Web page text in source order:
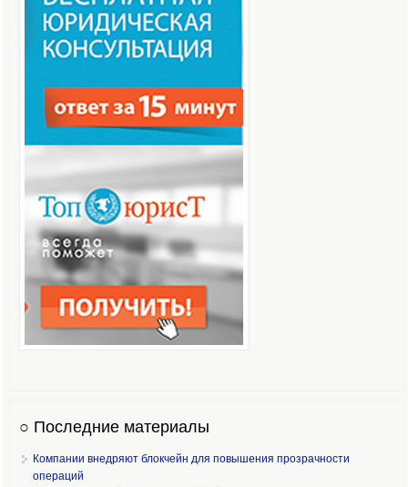
○ Последние материалы
Компании внедряют блокчейн для повышения прозрачности
операций